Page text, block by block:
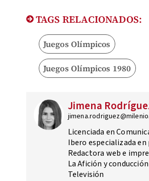
TAGS RELACIONADOS:
Juegos Olímpicos
Juegos Olímpicos 1980
Jimena
Licenciada en
Ibero especializada
Redactora web e
La Afición y
Televisión